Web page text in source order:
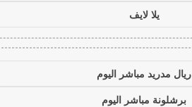
يلا لايف
ريال مدريد مباشر اليوم
برشلونة مباشر اليوم